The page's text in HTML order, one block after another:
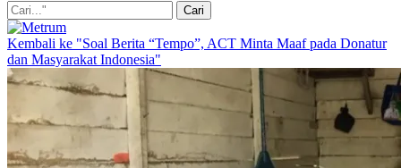
Kembali ke "Soal Berita “Tempo”, ACT Minta Maaf pada Donatur
dan Masyarakat Indonesia"